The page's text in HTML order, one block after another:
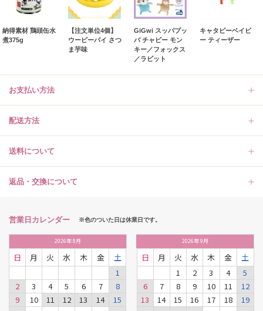
納得素材 鶏頭缶水
煮375g
【注文単位4個】
ウーピーパイ さつ
ま芋味
GiGwi スッパプッ
パ チャビー モン
キー／フォックス
／ラビット
キャタピーベイビ
ー ティーザー
お支払い方法
配送方法
送料について
返品・交換について
営業日カレンダー ※色のついた日は休業日です。
2026年8月
日 月 火 水 木 金
土
1
2
3 4 5 6 7
8
9
10 11 12 13 14
15
2026年9月
日 月 火 水 木 金
土
1
2 3 4
5
6
7 8 9 10 11
12
13
14 15 16 17 18
19